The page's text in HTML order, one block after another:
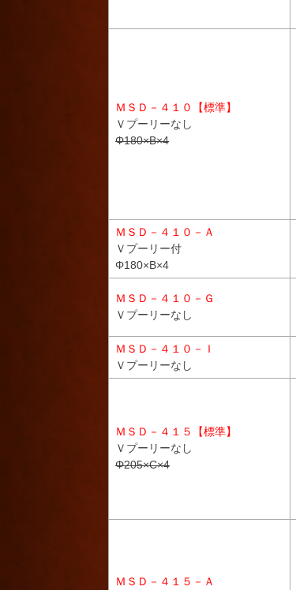
ＭＳＤ－４１０【標準】
Ｖプーリーなし
Φ180×B×4
ＭＳＤ－４１０－Ａ
Ｖプーリー付
Φ180×B×4
ＭＳＤ－４１０－Ｇ
Ｖプーリーなし
ＭＳＤ－４１０－Ｉ
Ｖプーリーなし
ＭＳＤ－４１５【標準】
Ｖプーリーなし
Φ205×C×4
ＭＳＤ－４１５－Ａ